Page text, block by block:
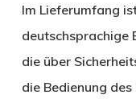
Im Lieferumfang
deutschsprachige
die über
die Bedienung